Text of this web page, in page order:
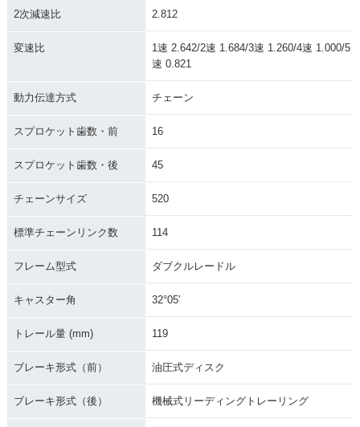
2次減速比 2.812
変速比
1速 2.642/2速 1.684/3速 1.260/4速 1.000/5
速 0.821
動力伝達方式 チェーン
スプロケット歯数・前 16
スプロケット歯数・後 45
チェーンサイズ 520
標準チェーンリンク数 114
フレーム型式 ダブクルレードル
キャスター角 32°05′
トレール量 (mm) 119
ブレーキ形式（前） 油圧式ディスク
ブレーキ形式（後） 機械式リーディングトレーリング